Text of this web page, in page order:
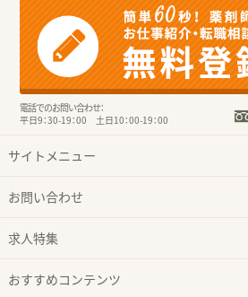
電話でのお問い合わせ：
平日9：30-19：00 土日10：00-19：00
サイトメニュー
お問い合わせ
求人特集
おすすめコンテンツ